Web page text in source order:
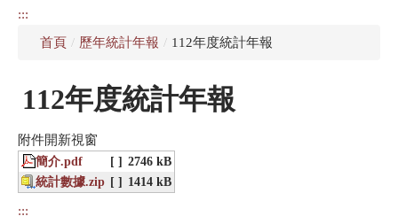
:::
首頁 / 歷年統計年報 / 112年度統計年報
112年度統計年報
附件開新視窗
簡介.pdf [ ] 2746 kB
統計數據.zip [ ] 1414 kB
:::